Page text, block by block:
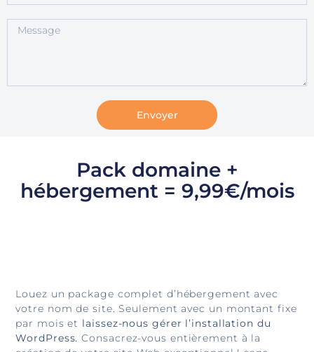
Envoyer
Pack domaine +
hébergement = 9,99€/mois
Louez un package complet d’hébergement avec
votre nom de site. Seulement avec un montant fixe
par mois et laissez-nous gérer l’installation du
WordPress. Consacrez-vous entièrement à la